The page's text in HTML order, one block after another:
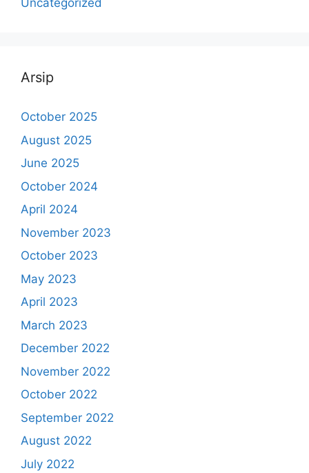
Uncategorized
Arsip
October 2025
August 2025
June 2025
October 2024
April 2024
November 2023
October 2023
May 2023
April 2023
March 2023
December 2022
November 2022
October 2022
September 2022
August 2022
July 2022